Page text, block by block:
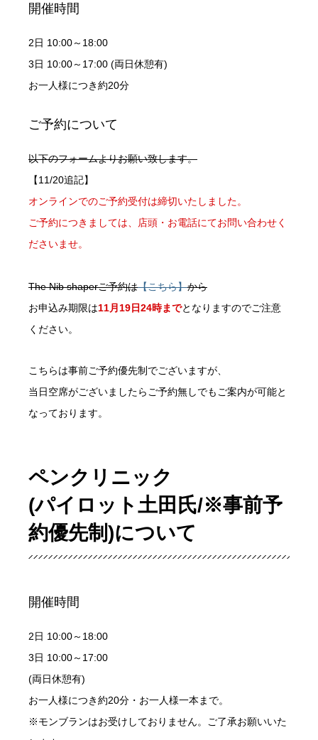
開催時間
2日 10:00～18:00
3日 10:00～17:00 (両日休憩有)
お一人様につき約20分
ご予約について
以下のフォームよりお願い致します。
【11/20追記】
オンラインでのご予約受付は締切いたしました。
ご予約につきましては、店頭・お電話にてお問い合わせく
ださいませ。
The Nib shaperご予約は【こちら】から
お申込み期限は11月19日24時までとなりますのでご注意
ください。
こちらは事前ご予約優先制でございますが、
当日空席がございましたらご予約無しでもご案内が可能と
なっております。
ペンクリニック
(パイロット土田氏/※事前予
約優先制)について
開催時間
2日 10:00～18:00
3日 10:00～17:00
(両日休憩有)
お一人様につき約20分・お一人様一本まで。
※モンブランはお受けしておりません。ご了承お願いいた